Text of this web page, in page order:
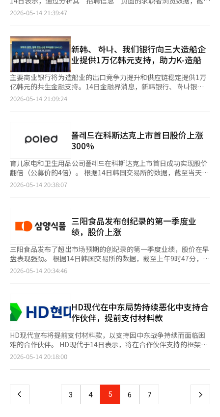
露：“现代汽车将在光州率先推出200辆自动驾驶汽车。”他强
调：“虽然技术上有不足之处，但最重要的是安全，因此我们将专
量’ 大堂翻新由全球建筑与室内设计公司Studios Architecture负
责。翻新的核心概念为‘自由交流与分享思想的广场’，现代汽车
新构建空间。 一层大堂以古希腊广场为灵感，设立了阶梯型休息
区阿戈拉，旨在让员工自然聚集。阿戈拉周围设有可用于会议和休
息的‘连接休息区’，可用于各种展览的‘开放舞台’，以及咖啡
馆和户外花园等，形成有机连接，并在各处设置了供沟通使用的座
位和桌子。 为了营造一个舒适的环境，1层至3层之间的中庭（天
花板采用玻璃等材料大开）被广泛利用，四周布置了植物和树木。
特别是与开创韩国景观设计领域的第一代景观设计师郑英善教授合
作，营造出一个和谐的室内景观，让员工可以在此稍作休息。 为
Gardener）’，配送机器人‘达利配送（DAL-e Delivery）’，
以及用于礼宾和安保的‘斯波特（SPOT）’等。 设计总监亚历山
深刻的大堂，作为品牌的展示空间，但现代汽车集团从一开始就希
望创造一个以人为中心的空间。”她解释道：“我们设计的不是汽
车展厅，而是一个人们实际聚集、交流和分享想法的活生生的广
现更活跃的协作。”※ 本报道经人工智能（AI）系统翻译与编辑。
园丁（DAL-e Gardener）”，△配送机器人“达伊配送（DAL-e
Delivery）”，以及用于礼仪和安全的“Spot”。 公司表示，这
向以人为本的物理人工智能领导企业迈进。 达伊园丁是一款帮助
景观管理员为各处植物浇水的机器人，它通过多种传感器收集信
息，能够三维识别空间中的植物、土壤和花坛。此外，它配备了可
上下移动和六轴旋转的机器人手臂，能够精确喷洒水流。 如果机
器人内储存的水不足，它会与建筑内的供水设施通信，自动补充水
源，并自行排水以保持清洁，最大限度减少管理员的干预。 达伊
配送机器人也开始在一层咖啡厅与各层的取餐区之间配送饮料。员
工通过手机应用下单后，达伊会取走饮料并送到指定位置。它最多
安全机器人Spot则利用现代汽车集团机器人专业子公司波士顿动
力的四足机器人Spot作为平台，增加了自主驾驶模块。该模块由
现代汽车·起亚机器人实验室开发，能够识别周围环境并自主移
动。通过这些功能，它在建筑内巡逻，执行安全管理任务。 阳财
大厦设有专门的机器人候机区和机器人专用电梯，营造出人与机器
人共存的友好环境。 这三种机器人在电池电量不足时，会自动前
往一层指定的候机区“机器人站”充电，并在需要时自行执行任
与Facey联动，能够在无需额外认证程序的情况下识别订单者的面
部。 管理多种机器人的一体化监控系统名为“NARCHON”。机器
实时查看注册机器人的位置、状态和充电信息。同时，还可以轻松
调整机器人的活动日程和位置控制，从而高效地运用多台不同的机
器人。 通过这些努力，阳财大厦已获得全球安全标准认证机
触机器人。”他表示：“通过这种方式，希望员工能够直接感受到
变化的世界和集团的机器人技术竞争力，并期待能形成更好的产品
集团开发更多机器人性能提升的测试平台，希望员工能从中获得创
新理念的灵感。”※ 本报道经人工智能（AI）系统翻译与编辑。
5月第二周，SK海力士的浏览量占总浏览量的6.1%，位居第一。
中唯一的公共机构。 接下来是：△韩国投资证券（3.6%） △CJ集
团（3.2%） △KT&G（2.9%） △LG电子（2.6%） △韩美制药
（2.5%）。 此前，SK海力士的劳资双方在去年9月达成协议，决
定将营业利润的10%作为超额利润分配金（PS）发放，并取消上
限，这使得求职者对SK海力士的关注度上升。 根据简单计算，预
计明年SK海力士的每位员工将平均获得6亿韩元的奖金。 人力资源
公司相关人士表示：“我们将在‘招聘信息’页面上提供下半年各
企业的招聘信息，并通过‘人力资源合格商店’帮助求职者提升求
2026-05-14 21:39:47
新韩、 하나、我们银行向三大造船企
业提供1万亿韩元支持，助力K-造船
主要商业银行将为造船业的出口竞争力提升和供应链稳定提供1万
亿韩元的共生金融支持。14日金融界消息，新韩银行、 하나银行
和我们银行与各自的主要客户三星重工、HD现代重工和韩华海洋
浩成 하나银行行长、郑镇完 我们银行行长、张英镇 韩国贸易保险
公司社长等。此次协议旨在为各造船企业的合作伙伴提供稳定的流
动性，以增强造船业的出口供应链，并支持大企业与中小企业的共
同发展。前一天，尹锡悦总统在造船业界座谈会上强调：“政府应
更加关注造船业的就业维持和生态系统的维护与发展”，并强调与
合作伙伴的共生关系。首先，新韩银行与三星重工分别出资178亿
韩元和35亿韩元，共同出资213亿韩元。韩国贸易保险公司将基于
动性支持和全额担保费支持，从而减轻融资和金融成本的负担。此
外， 하나银行与HD现代重工将共同提供总额4000亿韩元的金融支
持，以帮助中小造船企业及设备合作伙伴的经营稳定。双方在1月
已向贸易保险公司出资280亿韩元（其中 하나银行230亿韩元，HD
现代重工50亿韩元），并签署了针对HD现代重工推荐合作伙伴的
优惠金融支持业务协议。我们银行也计划通过与韩华海洋的共同出
资提供总额3000亿韩元的共生金融支持。我们银行出资178亿韩
业流动资金贷款等支持。※ 本报道经人工智能（AI）系统翻译与编
辑。
2026-05-14 21:09:24
폴레드在科斯达克上市首日股价上涨
300%
育儿家电和卫生用品公司폴레드在科斯达克上市首日成功实现股价
翻倍（公募价的4倍）。 根据14日韩国交易所的数据，截至当天上
午10时04分，폴레드的股票价格较公募价（5000韩元）上涨
等一系列高端育儿家电和生活用品。 特别是，AIRLUV在国内外市
场上都获得了很高的知名度，累计销售量突破100万台，成为代表
K育儿用品的出口品牌。 此外，폴레드的픽셀、유팡、베이비브레짜
等主要产品线也因全球需求的扩大而持续增加海外销售比例。 在4
日至6日进行的普通投资者公募认购中，폴레드的竞争率高达
3169.86比1，认购保证金约达5.2万亿韩元。在机构投资者的需求
预测中，共有2372家机构参与，竞争率为1486.66比1。 公募价格
润为104亿2500万韩元。 폴레드计划将公募资金用于加强中长期增
长基础的战略投资，包括研发（R&D）运营资金和物流中心建设。
※ 本报道经人工智能（AI）系统翻译与编辑。
2026-05-14 20:38:07
三阳食品发布创纪录的第一季度业
绩，股价上涨
三阳食品发布了超出市场预期的创纪录的第一季度业绩，股价在早
盘表现强劲。 根据14日韩国交易所的数据，截至上午9时47分，三
阳食品的股价上涨了10万4000韩元（8.03%），交易价格为139万
为7144亿韩元，营业利润为1771亿韩元。这分别比去年同期增长
了35%和32%，创下季度历史最高业绩。 证券界也关注到业绩的
良好表现和海外市场的增长，纷纷上调了目标股价。 现代汽车证
券在当天表示：“在全球需求稳健的背景下，预计第二季度美国库
存恢复和市场营销的全面扩展将推动增长，同时中国出口的恢复也
逐渐显现，欧洲市场的增长正在加速。”因此，维持对三阳食品
的“买入”评级，并将目标股价从180万韩元上调至190万韩元。
达沃投资证券也表示：“确认了需求的稳健，出口额增长的预期有
本报道经人工智能（AI）系统翻译与编辑。
2026-05-14 20:34:46
HD现代在中东局势持续恶化中支持合
作伙伴，提前支付材料款
HD现代宣布将提前支付材料款，以支持因中东战争持续而面临困
难的合作伙伴。 HD现代于14日表示，将在合作伙伴支持的框架
下，提前最多9天支付总额约7400亿韩元的材料款。这一措施是考
资金压力加大。 在造船与海洋部门，HD现代重工和HD现代三湖将
洋解决方案也将分别提前支付257亿韩元和100亿韩元的材料款。
能源部门的HD现代电气也将提前支付1330亿韩元。 在建筑机械部
2026-05-14 20:18:00
上
页
3 4 5 6 7 下